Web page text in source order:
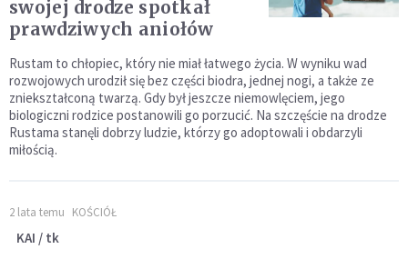
swojej drodze spotkał
prawdziwych aniołów
Rustam to chłopiec, który nie miał łatwego życia. W wyniku wad
rozwojowych urodził się bez części biodra, jednej nogi, a także ze
zniekształconą twarzą. Gdy był jeszcze niemowlęciem, jego
biologiczni rodzice postanowili go porzucić. Na szczęście na drodze
Rustama stanęli dobrzy ludzie, którzy go adoptowali i obdarzyli
miłością.
2 lata temu KOŚCIÓŁ
KAI / tk